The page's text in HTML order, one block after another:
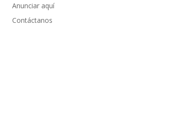
Anunciar aquí
Contáctanos